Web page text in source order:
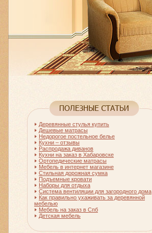
Деревянные стулья купить
Дешевые матрасы
Недорогое постельное белье
Кухни – отзывы
Распродажа диванов
Кухни на заказ в Хабаровске
Ортопедические матрасы
Мебель в интернет магазине
Стильная дорожная сумка
Подъемные кровати
Наборы для отдыха
Система вентиляции для загородного дома
Как правильно ухаживать за деревянной
мебелью
Мебель на заказ в Спб
Детская мебель